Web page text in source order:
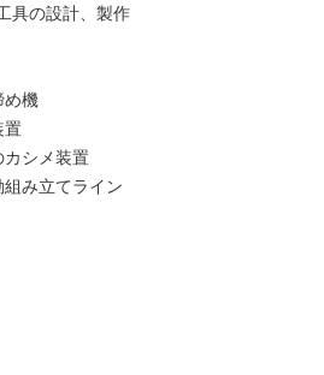
具の設計、製作
め機
置
シメ装置
み立てライン